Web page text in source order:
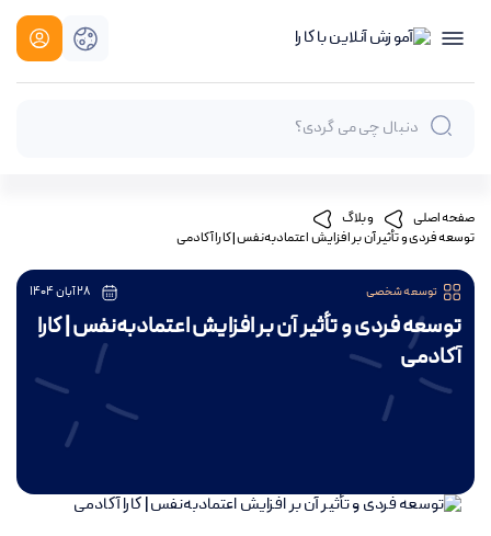
صفحه اصلی
وبلاگ
توسعه فردی و تأثیر آن بر افزایش اعتمادبه‌نفس | کارا آکادمی
توسعه شخصی 28 آبان 1404
توسعه فردی و تأثیر آن بر افزایش اعتمادبه‌نفس | کارا
آکادمی